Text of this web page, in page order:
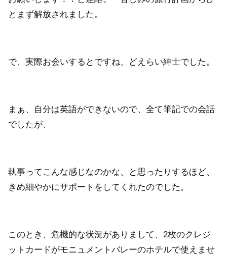
とまず解放されました。
で、実際お会いするとですね、どえらい紳士でした。
まぁ、自分は英語ができないので、全て筆記での会話
でしたが、
執事ってこんな感じなのかな、と思ったりするほど、
きめ細やかにサポートをしてくれたのでした。
このとき、危機的な状況がありまして、2枚のクレジ
ットカードがモニュメントバレーのホテルで使えませ